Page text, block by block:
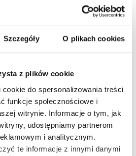
Szczegóły O plikach cookies
z plików cookie
do spersonalizowania treści
funkcje społecznościowe i
witrynie. Informacje o tym, jak
udostępniamy partnerom
i analitycznym.
te informacje z innymi danymi